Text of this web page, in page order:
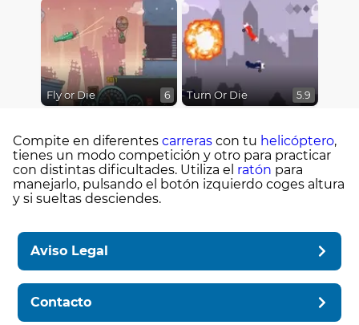
Fly or Die 6 Turn Or Die 5.9
Compite en diferentes carreras con tu helicóptero,
tienes un modo competición y otro para practicar
con distintas dificultades. Utiliza el ratón para
manejarlo, pulsando el botón izquierdo coges altura
y si sueltas desciendes.
Aviso Legal
Contacto